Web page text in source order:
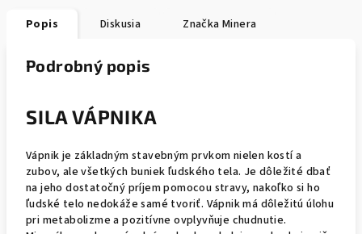
Popis Diskusia Značka Minera
Podrobný popis
SILA VÁPNIKA
Vápnik je základným stavebným prvkom nielen kostí a
zubov, ale všetkých buniek ľudského tela. Je dôležité dbať
na jeho dostatočný príjem pomocou stravy, nakoľko si ho
ľudské telo nedokáže samé tvoriť. Vápnik má dôležitú úlohu
pri metabolizme a pozitívne ovplyvňuje chudnutie.